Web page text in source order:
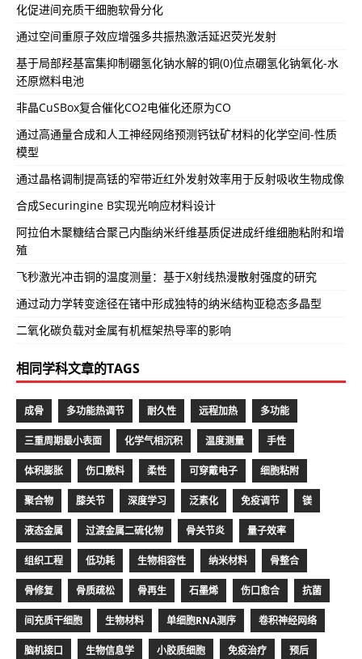
化促进间充质干细胞软骨分化
通过空间重原子效应增强多共振热激活延迟荧光发射
基于局部羟基富集抑制硼氢化钠水解的铜(0)位点硼氢化钠氧化-水
还原燃料电池
非晶CuSBox复合催化CO2电催化还原为CO
通过高通量合成和人工神经网络预测钙钛矿材料的化学空间-性质
模型
通过晶格调制提高铥的窄带近红外发射效率用于反射吸收生物成像
合成Securingine B实现光响应材料设计
阿拉伯木聚糖结合聚己内酯纳米纤维基质促进成纤维细胞粘附和增
殖
飞秒激光冲击铜的温度测量：基于X射线热漫散射强度的研究
通过动力学转变途径在锗中形成独特的纳米结构亚稳态多晶型
二氧化碳负载对金属有机框架热导率的影响
相同学科文章的TAGS
成骨 多功能热调节 耐久性 远程加热 多功能
三重周期最小表面 化学气相沉积 温度测量 手性
体积膨胀 伤口敷料 柔性 可穿戴电子 细胞粘附
聚合物 膝关节 深度学习 泛素化 免疫调节 镁
液态金属 过渡金属二硫化物 骨关节炎 量子效率
组织工程 低功耗 生物相容性 纳米材料 骨整合
骨修复 骨质疏松 骨再生 石墨烯 伤口愈合 抗菌
间充质干细胞 生物材料 单细胞RNA测序 卷积神经网络
脑机接口 生物信息学 小胶质细胞 免疫治疗 预后